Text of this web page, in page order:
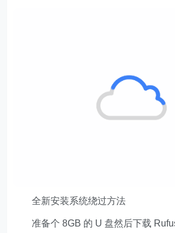
全新安装系统绕过方法
准备个 8GB 的 U 盘然后下载